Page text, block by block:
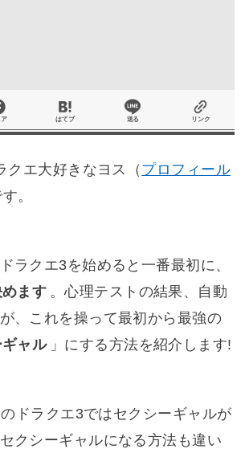
ア はてブ 送る リンク
クエ大好きなヨス（ プロフィール
。
ラクエ3を始めると一番最初に、
ます 。心理テストの結果、自動
、これを操って最初から最強の
ャル 」にする方法を紹介します!
ドラクエ3ではセクシーギャルが
クシーギャルになる方法も違い